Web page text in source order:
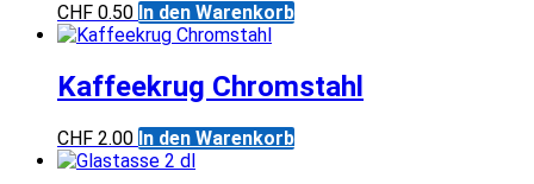
CHF 0.50 In den Warenkorb
Kaffeekrug Chromstahl
CHF 2.00 In den Warenkorb